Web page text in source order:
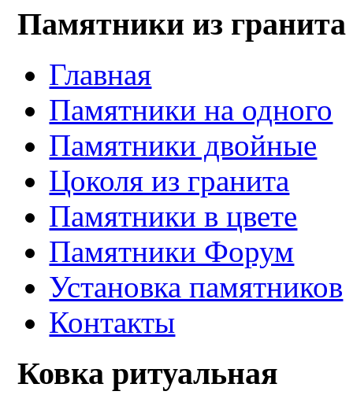
Памятники из гранита
Главная
Памятники на одного
Памятники двойные
Цоколя из гранита
Памятники в цвете
Памятники Форум
Установка памятников
Контакты
Ковка ритуальная